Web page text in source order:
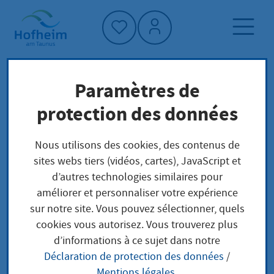
Accueil"
Page d'accueil
Trouver un service
Structure administrative
Staatliches Schulamt für den Schwalm-Eder-
Kreis und den Landkreis Waldeck-Frankenberg
Staatliches Schulamt
für den Schwalm-
Paramètres de
protection des données
Nous utilisons des cookies, des contenus de
sites webs tiers (vidéos, cartes), JavaScript et
d’autres technologies similaires pour
améliorer et personnaliser votre expérience
sur notre site. Vous pouvez sélectionner, quels
cookies vous autorisez. Vous trouverez plus
d’informations à ce sujet dans notre
Déclaration de protection des données /